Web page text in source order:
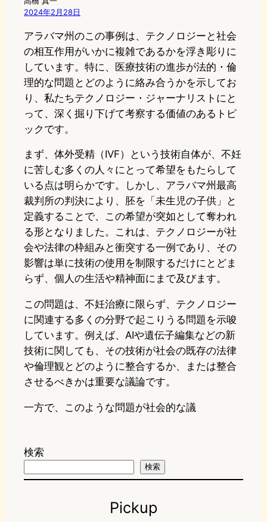
2024年2月28日
アラバマ州のこの事例は、テクノロジーと社会
の相互作用がいかに複雑であるかを浮き彫りに
しています。特に、医療技術の進歩が法的・倫
理的な問題とどのように絡み合うかを示してお
り、私たちテクノロジー・ジャーナリストにと
って、深く掘り下げて考察する価値のあるトピ
ックです。
まず、体外受精（IVF）という技術自体が、不妊
に苦しむ多くの人々にとって希望をもたらして
いる点は明らかです。しかし、アラバマ州最高
裁判所の判決により、胚を「未生児の子供」と
定義することで、この希望が突如として奪われ
る形となりました。これは、テクノロジーが社
会や法律の枠組みと衝突する一例であり、その
影響は単に技術の使用を制限するだけにとどま
らず、個人の生活や精神面にまで及びます。
この問題は、不妊治療に限らず、テクノロジー
に関連する多くの分野で起こりうる問題を示唆
しています。例えば、AIや遺伝子編集などの新
技術に関しても、その技術が社会の既存の法律
や倫理観とどのように整合するか、または整合
させるべきかは重要な議論です。
一方で、このような問題が社会的な議
検索
検索
Pickup